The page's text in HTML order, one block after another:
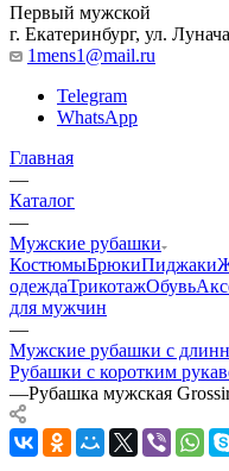
Первый мужской
г. Екатеринбург, ул.
1mens1@mail.ru
Telegram
WhatsApp
Главная
—
Каталог
—
Мужские рубашки
КостюмыБрюкиПиджаки
одеждаТрикотажОбувь
для мужчин
—
Мужские рубашки с
Рубашки с коротким
—Рубашка мужская